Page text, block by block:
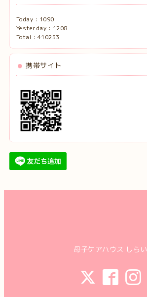
Today : 1090
Yesterday : 1208
Total : 410253
携帯サイト
母子ケアハウス しらい